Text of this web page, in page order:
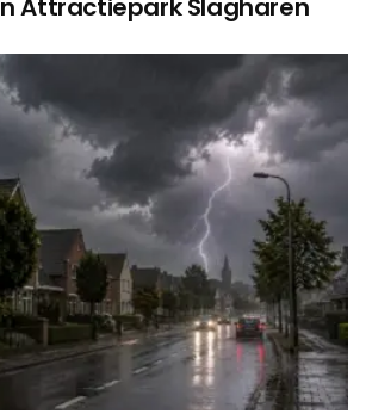
Attractiepark Slagharen